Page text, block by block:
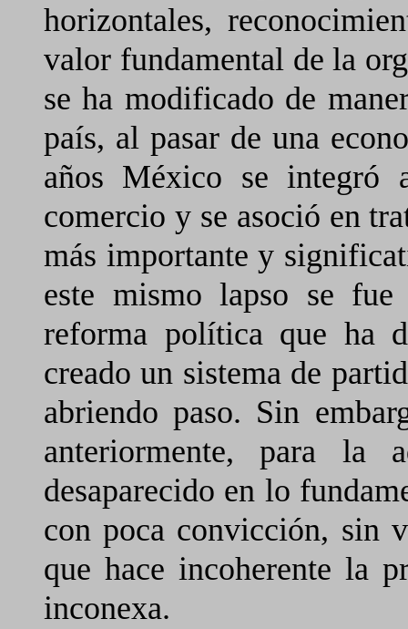
horizontales,
valor fundamental de la
se ha modificado de
país, al pasar de una
años México se integró
comercio y se asoció en
más importante y
este mismo lapso se
reforma política que ha
creado un sistema de
abriendo paso. Sin
anteriormente, para la
desaparecido en lo
con poca convicción, sin
que hace incoherente la
inconexa.